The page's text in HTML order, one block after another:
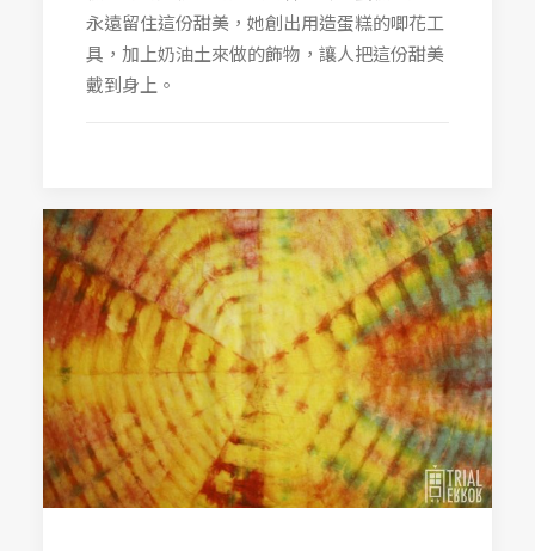
永遠留住這份甜美，她創出用造蛋糕的唧花工
具，加上奶油土來做的飾物，讓人把這份甜美
戴到身上。